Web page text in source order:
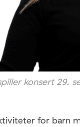
konsert 29.
for